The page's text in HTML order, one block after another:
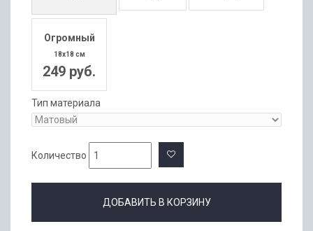
Огромный
18x18 см
249 руб.
Тип материала
Количество
ДОБАВИТЬ В КОРЗИНУ